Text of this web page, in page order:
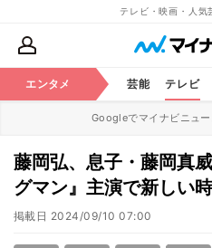
テレビ・映画・人気
エンタメ 芸能 テレビ
Googleでマイナビニュ
藤岡弘、息子・藤岡真
グマン』主演で新しい
掲載日 2024/09/10 07:00